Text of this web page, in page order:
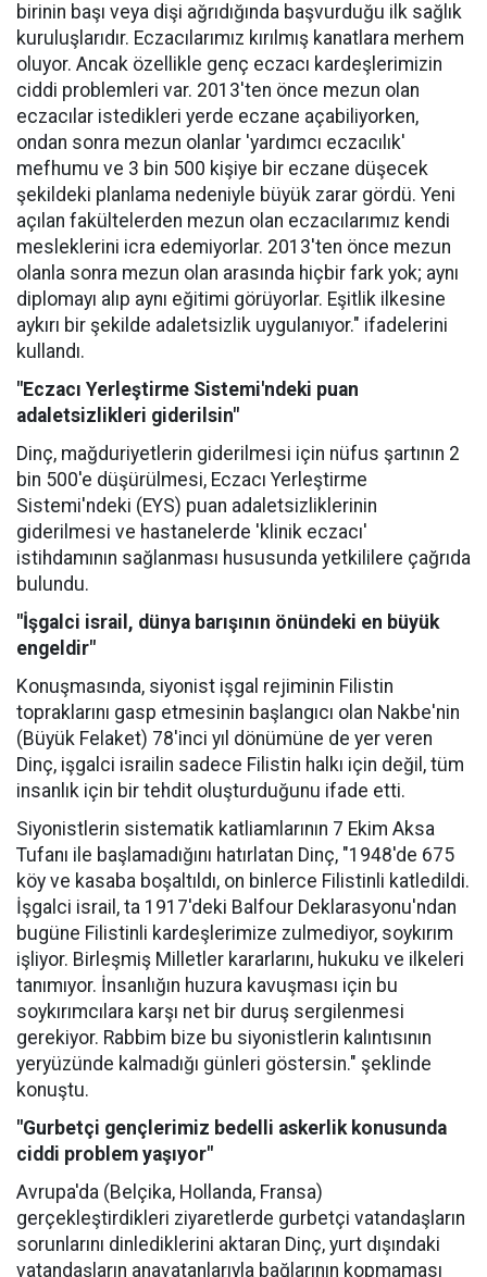
birinin başı veya dişi ağrıdığında başvurduğu ilk sağlık
kuruluşlarıdır. Eczacılarımız kırılmış kanatlara merhem
oluyor. Ancak özellikle genç eczacı kardeşlerimizin
ciddi problemleri var. 2013'ten önce mezun olan
eczacılar istedikleri yerde eczane açabiliyorken,
ondan sonra mezun olanlar 'yardımcı eczacılık'
mefhumu ve 3 bin 500 kişiye bir eczane düşecek
şekildeki planlama nedeniyle büyük zarar gördü. Yeni
açılan fakültelerden mezun olan eczacılarımız kendi
mesleklerini icra edemiyorlar. 2013'ten önce mezun
olanla sonra mezun olan arasında hiçbir fark yok; aynı
diplomayı alıp aynı eğitimi görüyorlar. Eşitlik ilkesine
aykırı bir şekilde adaletsizlik uygulanıyor." ifadelerini
kullandı.
"Eczacı Yerleştirme Sistemi'ndeki puan
adaletsizlikleri giderilsin"
Dinç, mağduriyetlerin giderilmesi için nüfus şartının 2
bin 500'e düşürülmesi, Eczacı Yerleştirme
Sistemi'ndeki (EYS) puan adaletsizliklerinin
giderilmesi ve hastanelerde 'klinik eczacı'
istihdamının sağlanması hususunda yetkililere çağrıda
bulundu.
"İşgalci israil, dünya barışının önündeki en büyük
engeldir"
Konuşmasında, siyonist işgal rejiminin Filistin
topraklarını gasp etmesinin başlangıcı olan Nakbe'nin
(Büyük Felaket) 78'inci yıl dönümüne de yer veren
Dinç, işgalci israilin sadece Filistin halkı için değil, tüm
insanlık için bir tehdit oluşturduğunu ifade etti.
Siyonistlerin sistematik katliamlarının 7 Ekim Aksa
Tufanı ile başlamadığını hatırlatan Dinç, "1948'de 675
köy ve kasaba boşaltıldı, on binlerce Filistinli katledildi.
İşgalci israil, ta 1917'deki Balfour Deklarasyonu'ndan
bugüne Filistinli kardeşlerimize zulmediyor, soykırım
işliyor. Birleşmiş Milletler kararlarını, hukuku ve ilkeleri
tanımıyor. İnsanlığın huzura kavuşması için bu
soykırımcılara karşı net bir duruş sergilenmesi
gerekiyor. Rabbim bize bu siyonistlerin kalıntısının
yeryüzünde kalmadığı günleri göstersin." şeklinde
konuştu.
"Gurbetçi gençlerimiz bedelli askerlik konusunda
ciddi problem yaşıyor"
Avrupa'da (Belçika, Hollanda, Fransa)
gerçekleştirdikleri ziyaretlerde gurbetçi vatandaşların
sorunlarını dinlediklerini aktaran Dinç, yurt dışındaki
vatandaşların anavatanlarıyla bağlarının kopmaması